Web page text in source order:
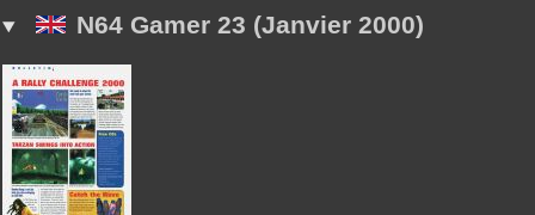
N64 Gamer 23 (Janvier 2000)